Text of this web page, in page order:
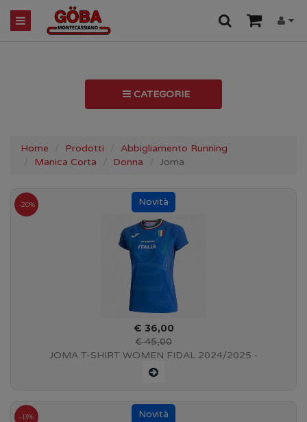
CATEGORIE
Home Prodotti
Abbigliamento Running
Manica Corta
Donna Joma
-20%
€ 36,00
€ 45,00
JOMA T-SHIRT WOMEN FIDAL 2024/2025 -
FEDERAZIONE ITALIANA ATLETICA LEGGERA - BLUE
-13%